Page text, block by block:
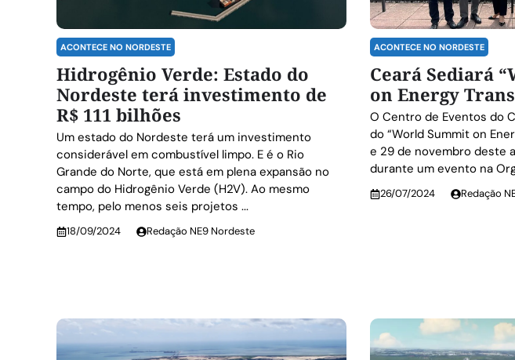
ACONTECE NO NORDESTE
Hidrogênio Verde: Estado do
Nordeste terá investimento de
R$ 111 bilhões
Um estado do Nordeste terá um investimento
considerável em combustível limpo. E é o Rio
Grande do Norte, que está em plena expansão no
campo do Hidrogênio Verde (H2V). Ao mesmo
tempo, pelo menos seis projetos ...
18/09/2024 Redação NE9 Nordeste
ACONTECE NO NORDESTE
Ceará Sediará
on Energy
O Centro de Eventos do
do “World Summit on
e 29 de novembro deste
durante um evento na
26/07/2024 Redação